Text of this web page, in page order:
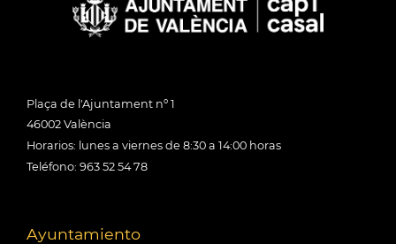
Plaça de l'Ajuntament nº 1
46002 València
Horarios: lunes a viernes de 8:30 a 14:00 horas
Teléfono: 963 52 54 78
Ayuntamiento